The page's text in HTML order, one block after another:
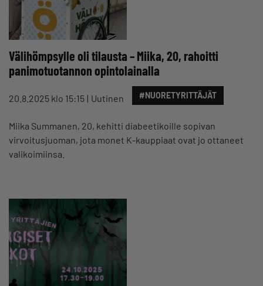
Välihömpsylle oli tilausta – Miika, 20, rahoitti
panimotuotannon opintolainalla
20.8.2025 klo 15:15 Uutinen #NUORETYRITTÄJÄT
Miika Summanen, 20, kehitti diabeetikoille sopivan
virvoitusjuoman, jota monet K-kauppiaat ovat jo ottaneet
valikoimiinsa.